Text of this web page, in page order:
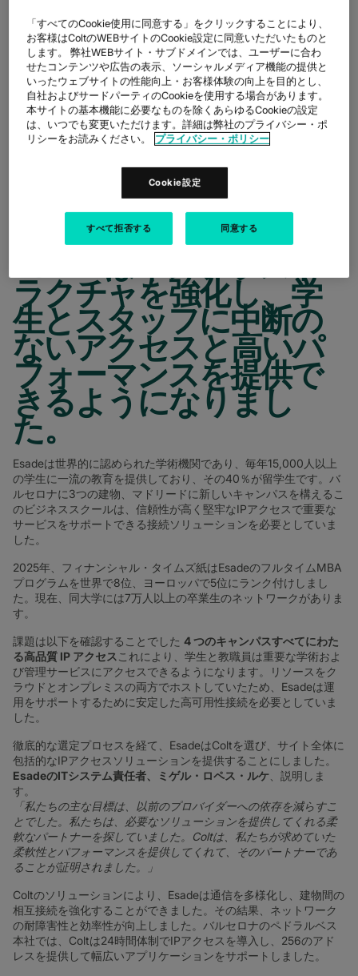
ヨーロッパを代表する
ビジネススクールの1つ
であるSADEは、重要な
デジタルサービスをサ
ポートするために、信
頼性が高く安全な接続
ソリューションを必要
としていました。COLT
との提携により、
ラクチャを強化し、学
生とスタッフに中断の
ないアクセスと高いパ
フォーマンスを提供で
きるようになりまし
た。
Esadeは世界的に認められた学術機関であり、毎年15,000人以上
の学生に一流の教育を提供しており、その40％が留学生です。バ
ルセロナに3つの建物、マドリードに新しいキャンパスを構えるこ
のビジネススクールは、信頼性が高く堅牢なIPアクセスで重要な
サービスをサポートできる接続ソリューションを必要としていま
した。
2025年、フィナンシャル・タイムズ紙はEsadeのフルタイムMBA
プログラムを世界で8位、ヨーロッパで5位にランク付けしまし
た。現在、同大学には7万人以上の卒業生のネットワークがありま
す。
課題は以下を確認することでした 4 つのキャンパスすべてにわた
る高品質 IP アクセス これにより、学生と教職員は重要な学術およ
び管理サービスにアクセスできるようになります。リソースをク
ラウドとオンプレミスの両方でホストしていたため、Esadeは運
用をサポートするために安定した高可用性接続を必要としていま
した。
徹底的な選定プロセスを経て、EsadeはColtを選び、サイト全体に
包括的なIPアクセスソリューションを提供することにしました。
EsadeのITシステム責任者、ミゲル・ロペス・ルケ 、説明しま
す。
「私たちの主な目標は、以前のプロバイダーへの依存を減らすこ
とでした。私たちは、必要なソリューションを提供してくれる柔
軟なパートナーを探していました。Coltは、私たちが求めていた
柔軟性とパフォーマンスを提供してくれて、そのパートナーであ
ることが証明されました。」
Coltのソリューションにより、Esadeは通信を多様化し、建物間の
相互接続を強化することができました。その結果、ネットワーク
の耐障害性と効率性が向上しました。バルセロナのペドラルベス
本社では、Coltは24時間体制でIPアクセスを導入し、256のアド
レスを提供して幅広いアプリケーションをサポートしました。
「すべてのCookie使用に同意する」をクリックすることにより、
お客様はColtのWEBサイトのCookie設定に同意いただいたものと
します。 弊社WEBサイト・サブドメインでは、ユーザーに合わ
せたコンテンツや広告の表示、ソーシャルメディア機能の提供と
いったウェブサイトの性能向上・お客様体験の向上を目的とし、
自社およびサードパーティのCookieを使用する場合があります。
本サイトの基本機能に必要なものを除くあらゆるCookieの設定
は、いつでも変更いただけます。詳細は弊社のプライバシー・ポ
リシーをお読みください。
プライバシー・ポリシー
Cookie設定
すべて拒否する 同意する